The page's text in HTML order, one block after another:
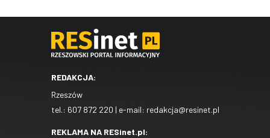
REDAKCJA:
Rzeszów
tel.: 607 872 220 | e-mail: redakcja@resinet.pl
REKLAMA NA RESinet.pl: